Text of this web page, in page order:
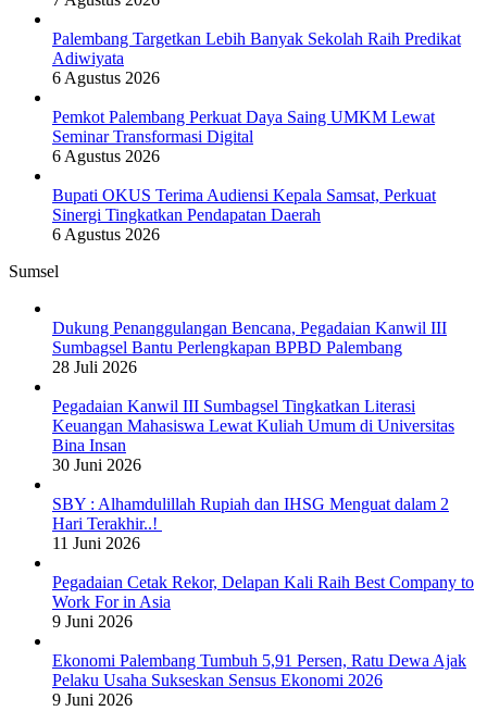
Palembang Targetkan Lebih Banyak Sekolah Raih Predikat
Adiwiyata
6 Agustus 2026
Pemkot Palembang Perkuat Daya Saing UMKM Lewat
Seminar Transformasi Digital
6 Agustus 2026
Bupati OKUS Terima Audiensi Kepala Samsat, Perkuat
Sinergi Tingkatkan Pendapatan Daerah
6 Agustus 2026
Sumsel
Dukung Penanggulangan Bencana, Pegadaian Kanwil III
Sumbagsel Bantu Perlengkapan BPBD Palembang
28 Juli 2026
Pegadaian Kanwil III Sumbagsel Tingkatkan Literasi
Keuangan Mahasiswa Lewat Kuliah Umum di Universitas
Bina Insan
30 Juni 2026
SBY : Alhamdulillah Rupiah dan IHSG Menguat dalam 2
Hari Terakhir..!
11 Juni 2026
Pegadaian Cetak Rekor, Delapan Kali Raih Best Company to
Work For in Asia
9 Juni 2026
Ekonomi Palembang Tumbuh 5,91 Persen, Ratu Dewa Ajak
Pelaku Usaha Sukseskan Sensus Ekonomi 2026
9 Juni 2026